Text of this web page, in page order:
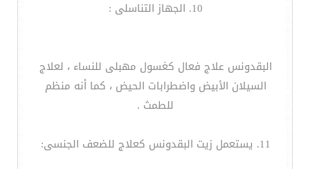
10. الجهاز التناسلى :
البقدونس علاج فعال كغسول مهبلى للنساء ، لعلاج
السيلان الأبيض واضطرابات الحيض ، كما أنه منظم
للطمث .
11. يستعمل زيت البقدونس كعلاج للضعف الجنسى: